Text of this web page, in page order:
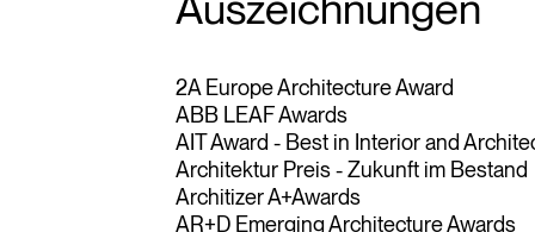
2A Europe Architecture Award
ABB LEAF Awards
AIT Award - Best in Interior and
Architektur Preis - Zukunft im Bestand
Architizer A+Awards
AR+D Emerging Architecture Awards